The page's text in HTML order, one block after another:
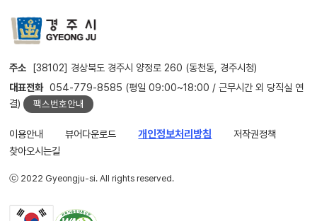
주소 [38102] 경상북도 경주시 양정로 260 (동천동, 경주시청)
대표전화 054-779-8585 (평일 09:00~18:00 / 근무시간 외 당직실 연
결)
팩스번호안내
이용안내 뷰어다운로드 개인정보처리방침
저작권정책
찾아오시는길
ⓒ 2022 Gyeongju-si. All rights reserved.